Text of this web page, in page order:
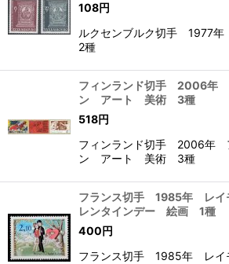
108円
ルクセンブルク切手 1977
2種
フィンランド切手 2006年
ン アート 美術 3種
518円
フィンランド切手 2006年
ン アート 美術 3種
フランス切手 1985年 レイ
レンタインデー 絵画 1種
400円
フランス切手 1985年 レイ